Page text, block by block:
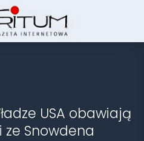
USA obawiają
Snowdena